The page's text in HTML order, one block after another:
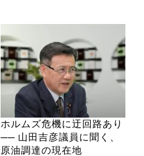
ホルムズ危機に迂回路あり
── 山田吉彦議員に聞く、
原油調達の現在地